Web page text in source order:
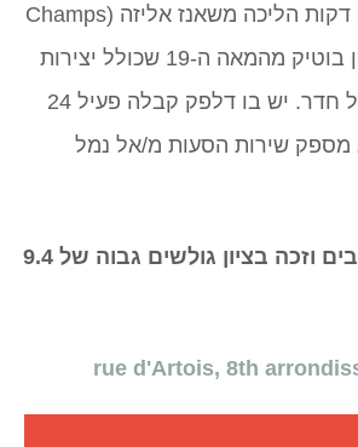
הממוקם במרחק 5 דקות הליכה משאנז אליזה (Champs
Elysées), הוא מלון בוטיק מהמאה ה-19 שכולל יצירות
אמנות מקוריות בכל חדר. יש בו דלפק קבלה פעיל 24
מספק שירות הסעות מ/אל נמל
למלון זה יש 4 כוכבים וזכה בציון גולשים גבוה של 9.4